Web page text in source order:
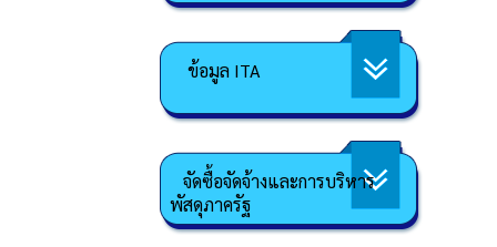
ข้อมูล ITA
จัดซื้อจัดจ้างและการบริหาร
พัสดุภาครัฐ